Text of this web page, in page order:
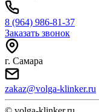
8 (964) 986-81-37
Заказать звонок
г. Самара
zakaz@volga-klinker.ru